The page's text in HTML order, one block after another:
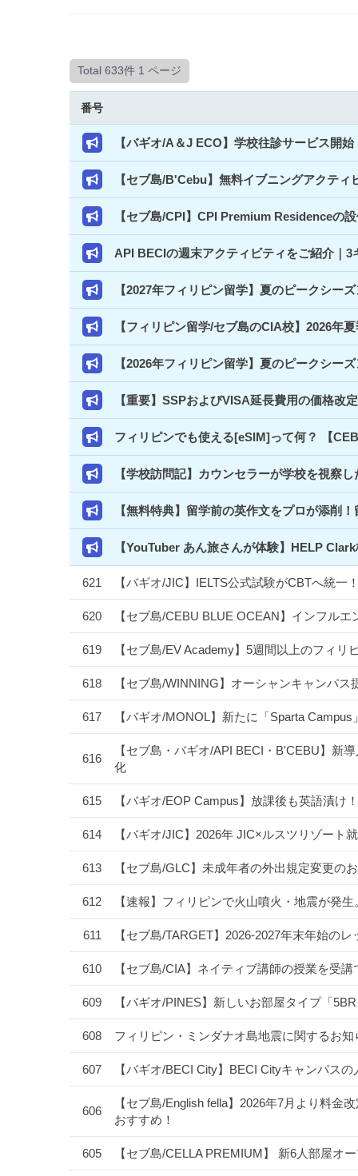
Total 633件 1 ページ
番号
【バギオ/A＆J ECO】学校往診サービス開
【セブ島/B'Cebu】無料イブニングアクテ
【セブ島/CPI】CPI Premium Residenceの
API BECIの週末アクティビティをご紹介｜
【2027年フィリピン留学】夏のピークシー
【フィリピン留学/セブ島のCIA校】2026年
【2026年フィリピン留学】夏のピークシー
【重要】SSPおよびVISA延長費用の価格改
フィリピンでも使える[eSIM]って何？ 【
【学校訪問記】カウンセラーが学校を視察
【無料特典】留学前の英作文をプロが添削
【YouTuber あん旅さんが体験】HELP
621 【バギオ/JIC】IELTS公式試験がCBTへ統
620 【セブ島/CEBU BLUE OCEAN】インフル
619 【セブ島/EV Academy】5週間以上のフィ
618 【セブ島/WINNING】オーシャンキャンパ
617 【バギオ/MONOL】新たに「Sparta
616
【セブ島・バギオ/API BECI・B'CEBU】新
化
615 【バギオ/EOP Campus】放課後も英語漬
614 【バギオ/JIC】2026年 JIC×ルスツリゾート
613 【セブ島/GLC】未成年者の外出規定変更の
612 【速報】フィリピンで火山噴火・地震が発
611 【セブ島/TARGET】2026-2027年末年始の
610 【セブ島/CIA】ネイティブ講師の授業を受
609 【バギオ/PINES】新しいお部屋タイプ「
608 フィリピン・ミンダナオ島地震に関するお知
607 【バギオ/BECI City】BECI Cityキャンパス
606
【セブ島/English fella】2026年7月より料金
おすすめ！
605 【セブ島/CELLA PREMIUM】 新6人部屋オ